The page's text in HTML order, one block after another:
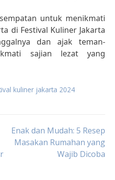
untuk menikmati
di Festival Kuliner Jakarta
dan ajak teman-
sajian lezat yang
kuliner jakarta 2024
Enak dan Mudah: 5 Resep
Masakan Rumahan yang
Wajib Dicoba